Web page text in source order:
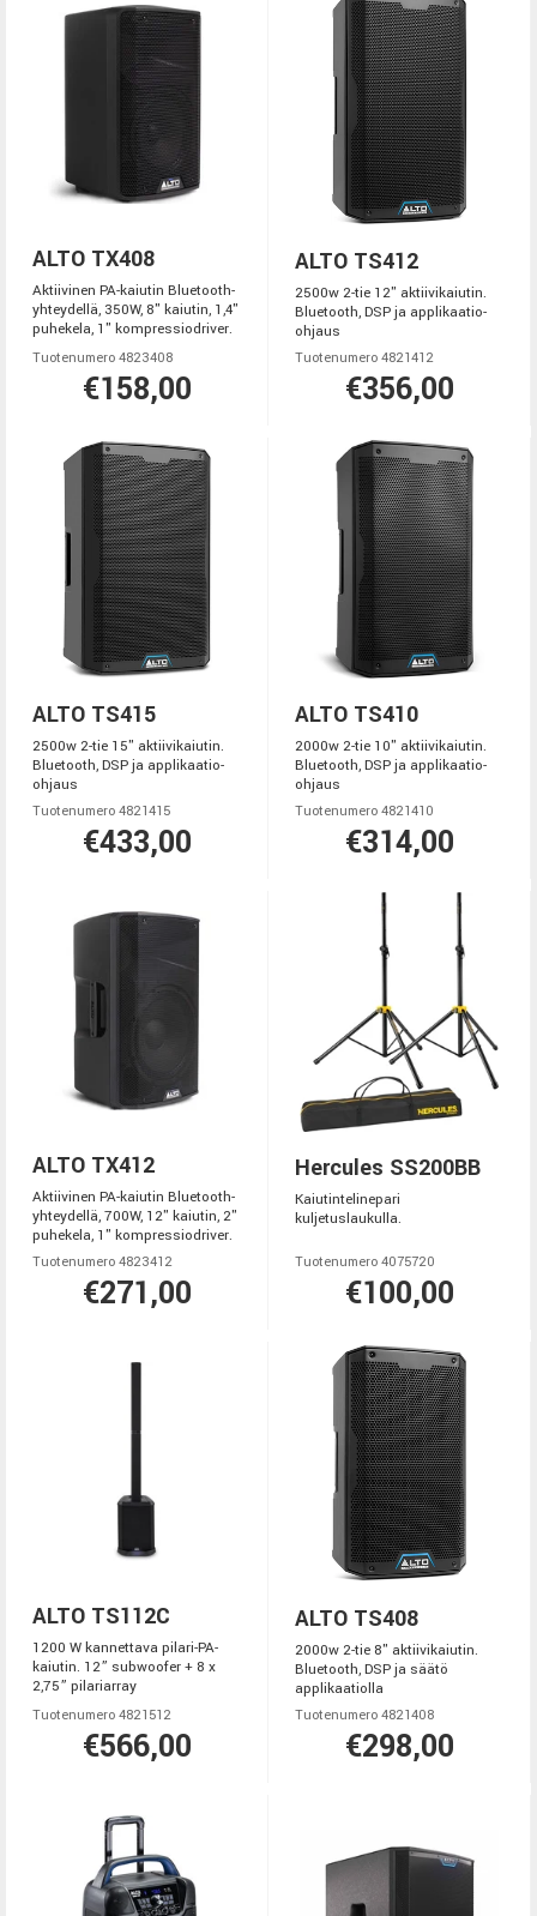
ALTO TX408
Aktiivinen PA-kaiutin Bluetooth-
yhteydellä, 350W, 8" kaiutin, 1,4"
puhekela, 1" kompressiodriver.
Tuotenumero 4823408
€158,00
ALTO TS412
2500w 2-tie 12" aktiivikaiutin.
Bluetooth, DSP ja applikaatio-
ohjaus
Tuotenumero 4821412
€356,00
ALTO TS415
2500w 2-tie 15" aktiivikaiutin.
Bluetooth, DSP ja applikaatio-
ohjaus
Tuotenumero 4821415
€433,00
ALTO TS410
2000w 2-tie 10" aktiivikaiutin.
Bluetooth, DSP ja applikaatio-
ohjaus
Tuotenumero 4821410
€314,00
ALTO TX412
Aktiivinen PA-kaiutin Bluetooth-
yhteydellä, 700W, 12" kaiutin, 2"
puhekela, 1" kompressiodriver.
Tuotenumero 4823412
€271,00
Hercules SS200BB
Kaiutintelinepari
kuljetuslaukulla.
Tuotenumero 4075720
€100,00
ALTO TS112C
1200 W kannettava pilari-PA-
kaiutin. 12” subwoofer + 8 x
2,75” pilariarray
Tuotenumero 4821512
€566,00
ALTO TS408
2000w 2-tie 8" aktiivikaiutin.
Bluetooth, DSP ja säätö
applikaatiolla
Tuotenumero 4821408
€298,00